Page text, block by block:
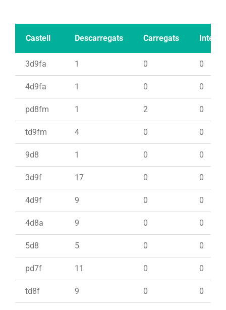
Castell Descarregats Carregats Intents
3d9fa 1 0 0
4d9fa 1 0 0
pd8fm 1 2 0
td9fm 4 0 0
9d8 1 0 0
3d9f 17 0 0
4d9f 9 0 0
4d8a 9 0 0
5d8 5 0 0
pd7f 11 0 0
td8f 9 0 0